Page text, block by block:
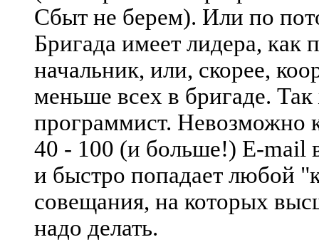
Сбыт не берем). Или по
Бригада имеет лидера, как
начальник, или, скорее,
меньше всех в бригаде.
программист. Невозможно
40 - 100 (и больше!) E-mail
и быстро попадает любой
совещания, на которых
надо делать.